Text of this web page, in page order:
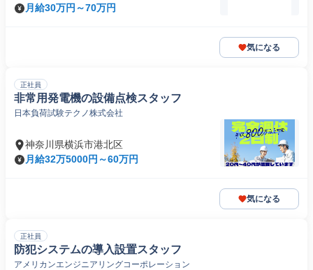
月給30万円～70万円
気になる
正社員
非常用発電機の設備点検スタッフ
日本負荷試験テクノ株式会社
神奈川県横浜市港北区
月給32万5000円～60万円
気になる
正社員
防犯システムの導入設置スタッフ
アメリカンエンジニアリングコーポレーション